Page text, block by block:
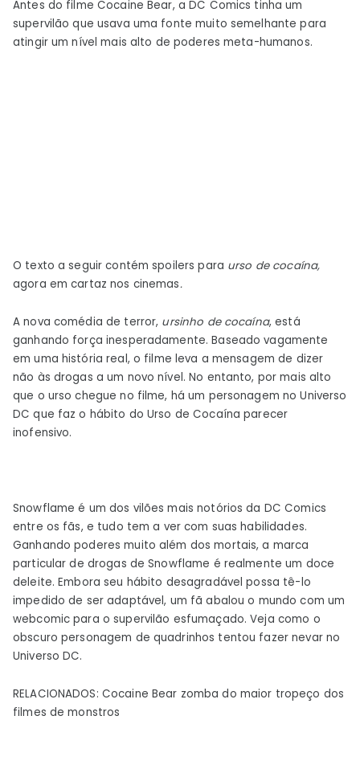
tem
seu
próprio
Antes do filme Cocaine Bear, a DC Comics tinha um
supervilão que usava uma fonte muito semelhante para
atingir um nível mais alto de poderes meta-humanos.
O texto a seguir contém spoilers para urso de cocaína,
agora em cartaz nos cinemas.
A nova comédia de terror, ursinho de cocaína, está
ganhando força inesperadamente. Baseado vagamente
em uma história real, o filme leva a mensagem de dizer
não às drogas a um novo nível. No entanto, por mais alto
que o urso chegue no filme, há um personagem no Universo
DC que faz o hábito do Urso de Cocaína parecer
inofensivo.
Snowflame é um dos vilões mais notórios da DC Comics
entre os fãs, e tudo tem a ver com suas habilidades.
Ganhando poderes muito além dos mortais, a marca
particular de drogas de Snowflame é realmente um doce
deleite. Embora seu hábito desagradável possa tê-lo
impedido de ser adaptável, um fã abalou o mundo com um
webcomic para o supervilão esfumaçado. Veja como o
obscuro personagem de quadrinhos tentou fazer nevar no
Universo DC.
RELACIONADOS: Cocaine Bear zomba do maior tropeço dos
filmes de monstros